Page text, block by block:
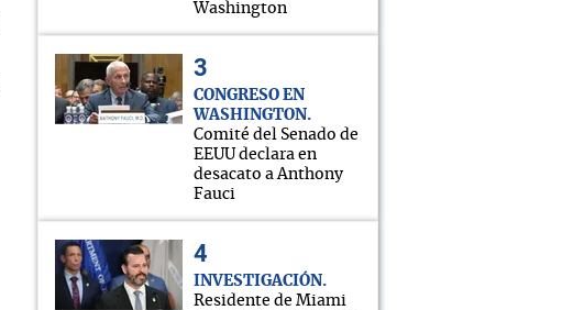
Washington
CONGRESO EN
WASHINGTON
Comité del Senado de
EEUU declara en
desacato a Anthony
Fauci
INVESTIGACIÓN
Residente de Miami